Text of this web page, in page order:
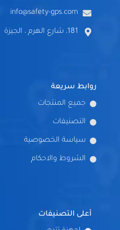
info@safety-gps.com
181، شارع الهرم ، الجيزة
روابط سريعة
جميع المنتجات
التصنيفات
سياسة الخصوصية
الشروط والاحكام
أعلى التصنيفات